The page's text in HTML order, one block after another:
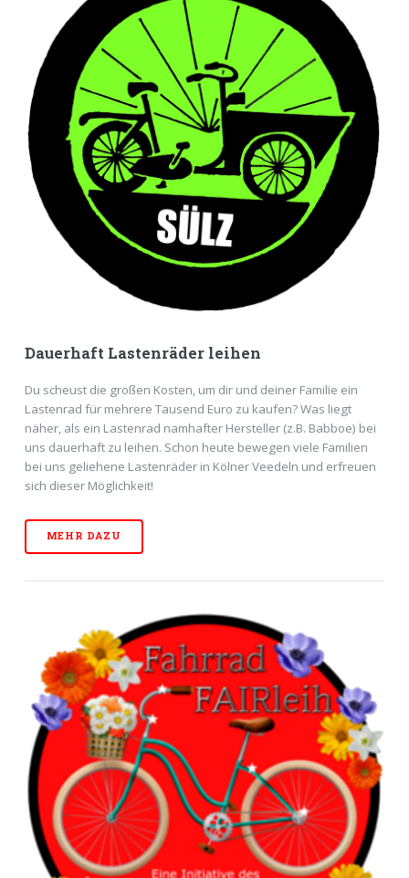
Dauerhaft Lastenräder leihen
Du scheust die großen Kosten, um dir und deiner Familie ein
Lastenrad für mehrere Tausend Euro zu kaufen? Was liegt
näher, als ein Lastenrad namhafter Hersteller (z.B. Babboe) bei
uns dauerhaft zu leihen. Schon heute bewegen viele Familien
bei uns geliehene Lastenräder in Kölner Veedeln und erfreuen
sich dieser Möglichkeit!
MEHR DAZU